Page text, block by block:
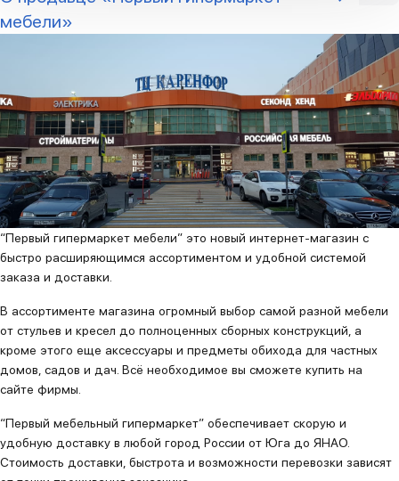
мебели»
“Первый гипермаркет мебели” это новый интернет-магазин с
быстро расширяющимся ассортиментом и удобной системой
заказа и доставки.
В ассортименте магазина огромный выбор самой разной мебели
от стульев и кресел до полноценных сборных конструкций, а
кроме этого еще аксессуары и предметы обихода для частных
домов, садов и дач. Всё необходимое вы сможете купить на
сайте фирмы.
“Первый мебельный гипермаркет” обеспечивает скорую и
удобную доставку в любой город России от Юга до ЯНАО.
Стоимость доставки, быстрота и возможности перевозки зависят